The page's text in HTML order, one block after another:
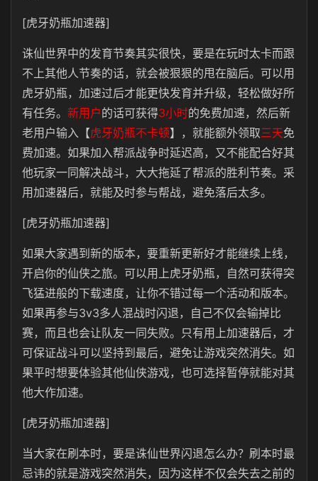
[虎牙奶瓶加速器]
诛仙世界中的发育节奏其实很快，要是在玩时太卡而跟
不上其他人节奏的话，就会被狠狠的甩在脑后。可以用
虎牙奶瓶，加速过后才能更快发育并升级，轻松做好所
有任务。 新用户的话可获得3小时的免费加速，然后新
老用户输入【虎牙奶瓶不卡顿】，就能额外领取三天免
费加速。如果加入帮派战争时延迟高，又不能配合好其
他玩家一同解决战斗，大大拖延了帮派的胜利节奏。采
用加速器后，就能及时参与帮战，避免落后太多。
[虎牙奶瓶加速器]
如果大家遇到新的版本，要重新更新好才能继续上线，
开启你的仙侠之旅。可以用上虎牙奶瓶，自然可获得突
飞猛进般的下载速度，让你不错过每一个活动和版本。
如果再参与3v3多人混战时闪退，自己不仅会输掉比
赛，而且也会让队友一同失败。只有用上加速器后，才
可保证战斗可以坚持到最后，避免让游戏突然消失。如
果平时想要体验其他仙侠游戏，也可选择暂停就能对其
他大作加速。
[虎牙奶瓶加速器]
当大家在刷本时，要是诛仙世界闪退怎么办？刷本时最
忌讳的就是游戏突然消失，因为这样不仅会失去之前的